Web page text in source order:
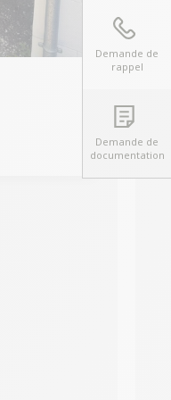
Demande de
rappel
Demande de
documentation